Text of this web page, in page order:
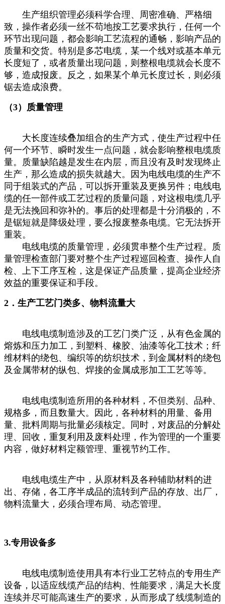
生产组织管理必须科学合理、周密准确、严格细
致，操作者必须一丝不苟地按工艺要求执行，任何一个
环节出现问题，都会影响工艺流程的通畅，影响产品的
质量和交货。特别是多芯电缆，某一个线对或基本单元
长度短了，或者质量出现问题，则整根电缆就会长度不
够，造成报废。反之，如果某个单元长度过长，则必须
锯去造成浪费。
（3）质量管理
大长度连续叠加组合的生产方式，使生产过程中任
何一个环节、瞬时发生一点问题，就会影响整根电缆质
量。质量缺陷越是发生在内层，而且没有及时发现终止
生产，那么造成的损失就越大。因为电线电缆的生产不
同于组装式的产品，可以拆开重装及更换另件；电线电
缆的任一部件或工艺过程的质量问题，对这根电缆几乎
是无法挽回和弥补的。事后的处理都是十分消极的，不
是锯短就是降级处理，要么报废整条电缆。它无法拆开
重装。
电线电缆的质量管理，必须贯串整个生产过程。质
量管理检查部门要对整个生产过程巡回检查、操作人自
检、上下工序互检，这是保证产品质量，提高企业经济
效益的重要保证和手段。
2．生产工艺门类多、物料流量大
电线电缆制造涉及的工艺门类广泛，从有色金属的
熔炼和压力加工，到塑料、橡胶、油漆等化工技术；纤
维材料的绕包、编织等的纺织技术，到金属材料的绕包
及金属带材的纵包、焊接的金属成形加工工艺等等。
电线电缆制造所用的各种材料，不但类别、品种、
规格多，而且数量大。因此，各种材料的用量、备用
量、批料周期与批量必须核定。同时，对废品的分解处
理、回收，重复利用及废料处理，作为管理的一个重要
内容，做好材料定额管理、重视节约工作。
电线电缆生产中，从原材料及各种辅助材料的进
出、存储，各工序半成品的流转到产品的存放、出厂，
物料流量大，必须合理布局、动态管理。
3.专用设备多
电线电缆制造使用具有本行业工艺特点的专用生产
设备，以适应线缆产品的结构、性能要求，满足大长度
连续并尽可能高速生产的要求，从而形成了线缆制造的